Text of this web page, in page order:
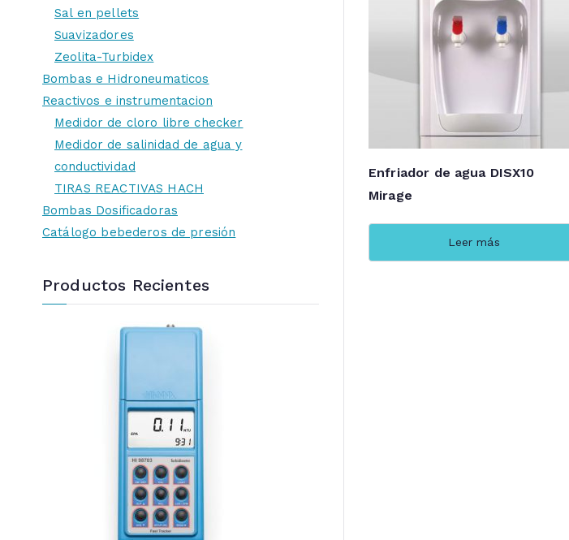
Enfriador de agua DISX10
Mirage
Leer más
Sal en pellets
Suavizadores
Zeolita-Turbidex
Bombas e Hidroneumaticos
Reactivos e instrumentacion
Medidor de cloro libre checker
Medidor de salinidad de agua y
conductividad
TIRAS REACTIVAS HACH
Bombas Dosificadoras
Catálogo bebederos de presión
Productos Recientes